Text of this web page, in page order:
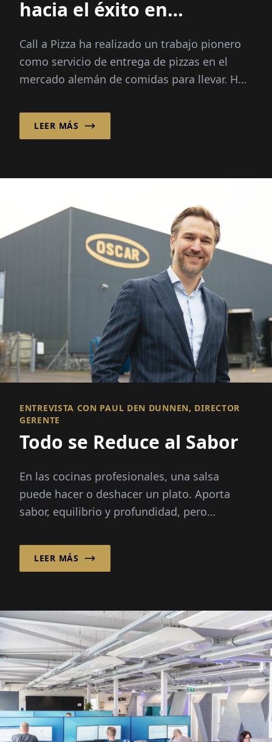
hacia el éxito en
Call a Pizza ha realizado un trabajo pionero
como servicio de entrega de pizzas en el
mercado alemán de comidas para llevar. Hoy
sistema de franquicias, ...
LEER MÁS
ENTREVISTA CON PAUL DEN DUNNEN, DIRECTOR
GERENTE
Todo se Reduce al Sabor
En las cocinas profesionales, una salsa
puede hacer o deshacer un plato. Aporta
sabor, equilibrio y profundidad, pero
LEER MÁS